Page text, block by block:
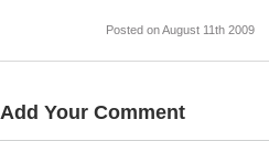
Posted on August 11th 2009
Add Your Comment